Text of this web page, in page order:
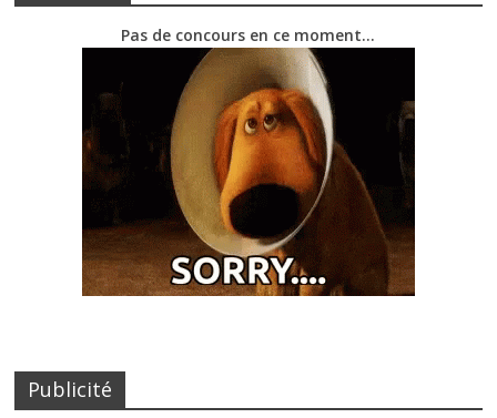
Pas de concours en ce moment…
Publicité